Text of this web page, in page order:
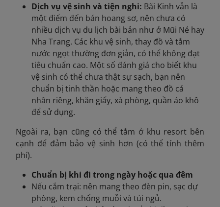
Dịch vụ vệ sinh và tiện nghi: Bãi Kinh vẫn là
một điểm đến bán hoang sơ, nên chưa có
nhiều dịch vụ du lịch bài bản như ở Mũi Né hay
Nha Trang. Các khu vệ sinh, thay đồ và tắm
nước ngọt thường đơn giản, có thể không đạt
tiêu chuẩn cao. Một số đánh giá cho biết khu
vệ sinh có thể chưa thật sự sạch, bạn nên
chuẩn bị tinh thần hoặc mang theo đồ cá
nhân riêng, khăn giấy, xà phòng, quần áo khô
để sử dụng.
Ngoài ra, bạn cũng có thể tắm ở khu resort bên
cạnh để đảm bảo vệ sinh hơn (có thể tính thêm
phí).
Chuẩn bị khi đi trong ngày hoặc qua đêm
Nếu cắm trại: nên mang theo đèn pin, sạc dự
phòng, kem chống muỗi và túi ngủ.